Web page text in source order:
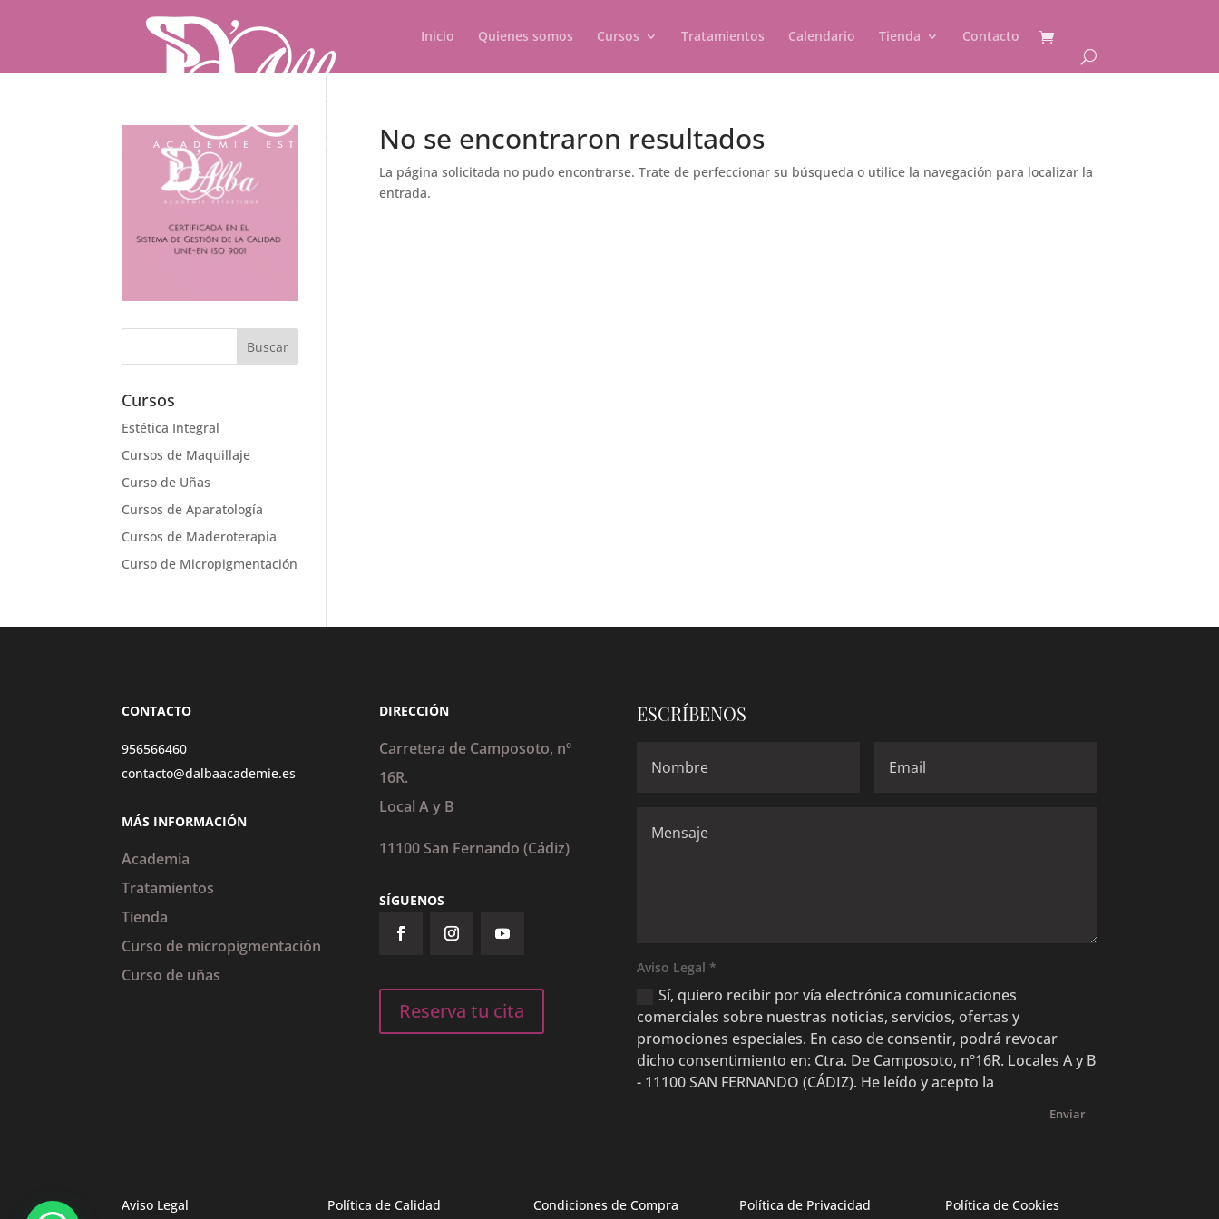
Inicio Quienes somos Cursos Tratamientos Calendario Tienda Contacto
No se encontraron resultados
La página solicitada no pudo encontrarse. Trate de perfeccionar su búsqueda o utilice la navegación para localizar la
entrada.
Cursos
Estética Integral
Cursos de Maquillaje
Curso de Uñas
Cursos de Aparatología
Cursos de Maderoterapia
Curso de Micropigmentación
CONTACTO
956566460
contacto@dalbaacademie.es
MÁS INFORMACIÓN
Academia
Tratamientos
Tienda
Curso de micropigmentación
Curso de uñas
DIRECCIÓN
Carretera de Camposoto, nº
16R.
Local A y B
11100 San Fernando (Cádiz)
SÍGUENOS
Reserva tu cita
ESCRÍBENOS
Aviso Legal *
Sí, quiero recibir por vía electrónica comunicaciones
comerciales sobre nuestras noticias, servicios, ofertas y
promociones especiales. En caso de consentir, podrá revocar
dicho consentimiento en: Ctra. De Camposoto, nº16R. Locales A y B
- 11100 SAN FERNANDO (CÁDIZ). He leído y acepto la
Enviar
Aviso Legal Política de Calidad Condiciones de Compra Política de Privacidad Política de Cookies